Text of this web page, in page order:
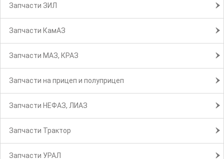
Запчасти ЗИЛ
Запчасти КамАЗ
Запчасти МАЗ, КРАЗ
Запчасти на прицеп и полуприцеп
Запчасти НЕФАЗ, ЛИАЗ
Запчасти Трактор
Запчасти УРАЛ